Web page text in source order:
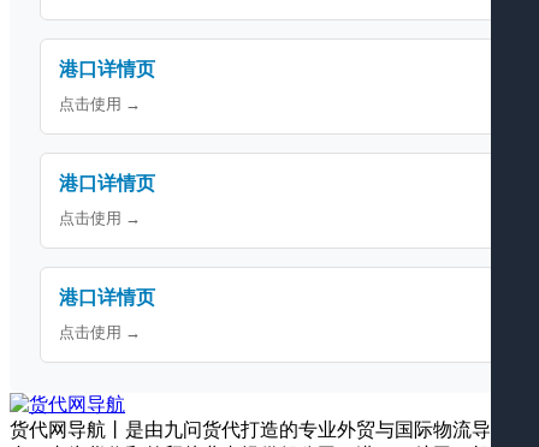
港口详情页
点击使用 →
港口详情页
点击使用 →
港口详情页
点击使用 →
货代网导航丨是由九问货代打造的专业外贸与国际物流导航平